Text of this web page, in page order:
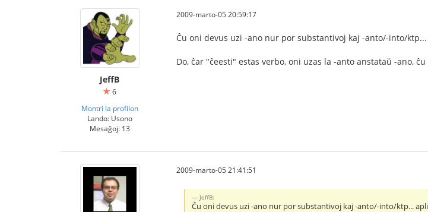
JeffB
6
Montri la profilon
Lando: Usono
Mesaĝoj: 13
2009-marto-05 20:59:17
Ĉu oni devus uzi -ano nur por substantivoj kaj -anto/-into/
Do, ĉar "ĉeesti" estas verbo, oni uzas la -anto anstataŭ -ano, ĉu
2009-marto-05 21:41:51
JeffB:
Ĉu oni devus uzi -ano nur por substantivoj kaj -anto/-into/ktp...